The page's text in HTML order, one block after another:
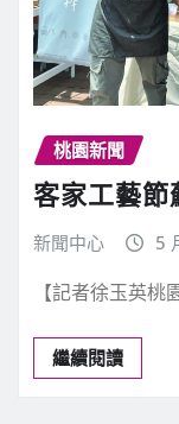
桃園新聞
客家工藝節
新聞中心 5
【記者徐玉英
繼續閱讀